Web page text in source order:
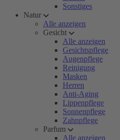
Sonstiges
Natur
Alle anzeigen
Gesicht
Alle anzeigen
Gesichtspflege
Augenpflege
Reinigung
Masken
Herren
Anti-Aging
Lippenpflege
Sonnenpflege
Zahnpflege
Parfum
Alle anzeigen